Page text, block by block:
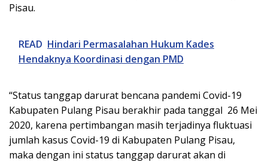
Pisau.
READ Hindari Permasalahan Hukum Kades
Hendaknya Koordinasi dengan PMD
“Status tanggap darurat bencana pandemi Covid-19
Kabupaten Pulang Pisau berakhir pada tanggal 26 Mei
2020, karena pertimbangan masih terjadinya fluktuasi
jumlah kasus Covid-19 di Kabupaten Pulang Pisau,
maka dengan ini status tanggap darurat akan di